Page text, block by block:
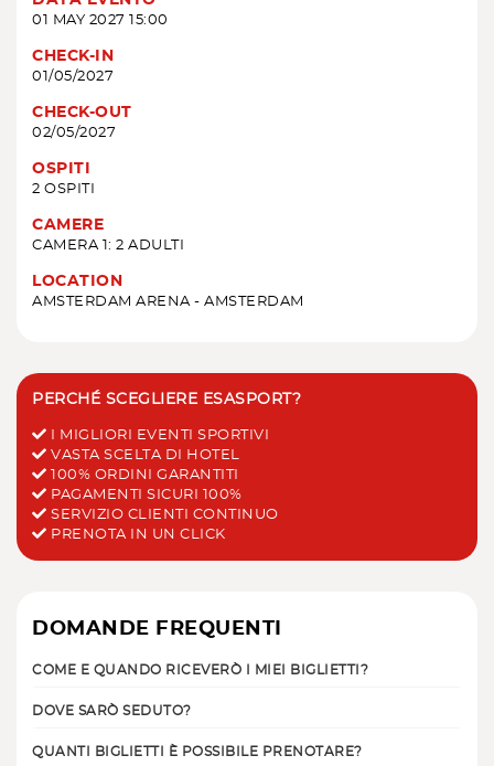
01 MAY 2027 15:00
CHECK-IN
01/05/2027
CHECK-OUT
02/05/2027
OSPITI
2 OSPITI
CAMERE
CAMERA 1: 2 ADULTI
LOCATION
AMSTERDAM ARENA - AMSTERDAM
PERCHÉ SCEGLIERE ESASPORT?
I MIGLIORI EVENTI SPORTIVI
VASTA SCELTA DI HOTEL
100% ORDINI GARANTITI
PAGAMENTI SICURI 100%
SERVIZIO CLIENTI CONTINUO
PRENOTA IN UN CLICK
DOMANDE FREQUENTI
COME E QUANDO RICEVERÒ I MIEI BIGLIETTI?
DOVE SARÒ SEDUTO?
QUANTI BIGLIETTI È POSSIBILE PRENOTARE?